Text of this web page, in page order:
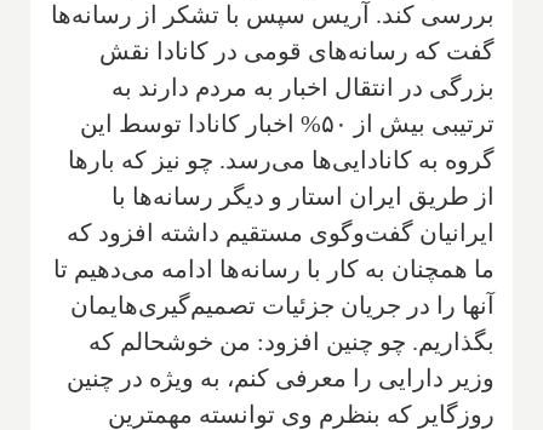
بررسی کند. آریس سپس با تشکر از رسانه‌ها
گفت که رسانه‌های قومی در کانادا نقش
بزرگی در انتقال اخبار به مردم دارند به
ترتیبی بیش از ۵۰% اخبار کانادا توسط این
گروه به کانادایی‌ها می‌رسد. چو نیز که بارها
از طریق ایران استار و دیگر رسانه‌ها با
ایرانیان گفت‌وگوی مستقیم داشته افزود که
ما همچنان به کار با رسانه‌ها ادامه می‌دهیم تا
آنها را در جریان جزئیات تصمیم‌گیری‌هایمان
بگذاریم. چو چنین افزود: من خوشحالم که
وزیر دارایی را معرفی کنم، به ویژه در چنین
روزگایر که بنظرم وی توانسته مهمترین